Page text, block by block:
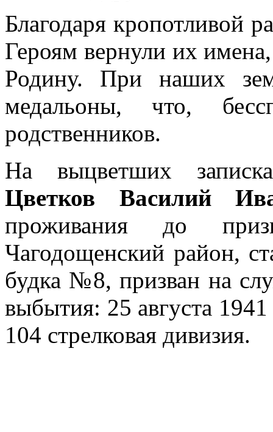
Благодаря кропотливой
Героям вернули их
Родину. При наших
медальоны, что,
родственников.
На выцветших
Цветков Василий
проживания до
Чагодощенский район,
будка №8, призван на
выбытия: 25 августа
104 стрелковая дивизия.